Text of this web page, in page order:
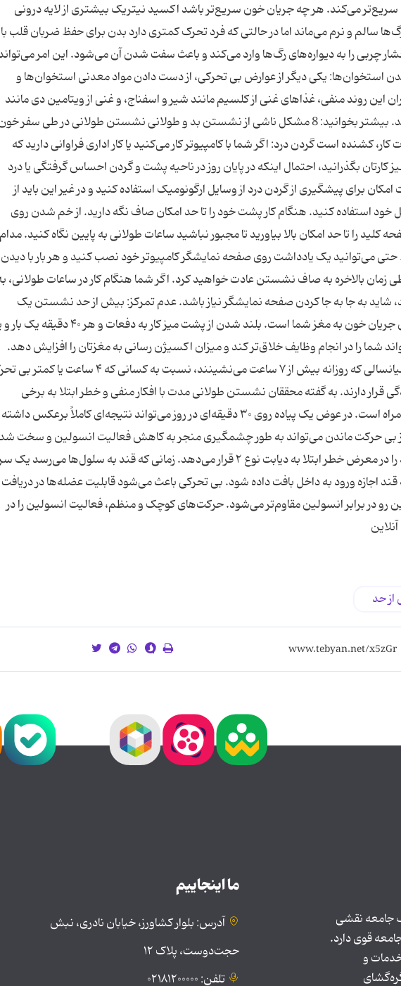
می‌کند. هر چه جریان خون سریع‌تر باشد اکسید نیتریک بیشتری از لایه درونی
سالم و نرم می‌ماند اما در حالتی که فرد تحرک کمتری دارد بدن برای حفظ ضربان قلب
چربی را به دیواره‌های رگ‌ها وارد می‌کند و باعث سفت شدن آن می‌شود. این امر
استخوان‌ها: یکی دیگر از عوارض بی تحرکی، از دست دادن مواد معدنی استخوان‌ها و
روند منفی، غذاهای غنی از کلسیم مانند شیر و اسفناج، و غنی از ویتامین دی مانند
تخم مرغ و ماهی می‌توانند مفید باشند. بیشتر بخوانید: 8 مشکل ناشی از نشستن بد و طولانی نشستن طولانی در طی سفر
کشنده است گردن درد: اگر شما با کامپیوتر کار می‌کنید یا کار اداری فراوانی دارید که
بگذرانید، احتمال اینکه در پایان روز در ناحیه پشت و گردن احساس گرفتگی یا درد
برای پیشگیری از گردن درد از وسایل ارگونومیک استفاده کنید و در غیر این باید از
استفاده کنید. هنگام کار پشت خود را تا حد امکان صاف نگه دارید. از خم شدن روی
را تا حد امکان بالا بیاورید تا مجبور نباشید ساعات طولانی به پایین نگاه کنید. مدام
می‌توانید یک یادداشت روی صفحه نمایشگر کامپیوتر خود نصب کنید و هر بار با
بالاخره به صاف نشستن عادت خواهید کرد. اگر شما هنگام کار در ساعات طولانی،
شاید به جا به جا کردن صفحه نمایشگر نیاز باشد. عدم تمرکز: بیش از حد نشستن یک
عارضه دیگر هم دارد و آن محدود شدن جریان خون به مغز شما است. بلند شدن از پشت میز کار به دفعات و هر ۴۰ دقیقه
شما را در انجام وظایف خلاق‌تر کند و میزان اکسیژن رسانی به مغزتان را افزایش دهد.
افسردگی: مطالعات نشان داده، زنان میانسالی که روزانه بیش از ۷ ساعت می‌نشینند، نسبت به کسانی که ۴ ساعت
دارند. به گفته محققان نشستن طولانی مدت با افکار منفی و خطر ابتلا به برخی
بیماری‌های روانی از جمله افسردگی همراه است. در عوض یک پیاده روی ۳۰ دقیقه‌ای در روز می‌تواند نتیجه‌ای کاملاً برعکس داشته
بی حرکت ماندن می‌تواند به طور چشمگیری منجر به کاهش فعالیت انسولین و سخت
کنترل قند خون شود. همین روند فرد را در معرض خطر ابتلا به دیابت نوع ۲ قرار می‌دهد. زمانی که قند به سلول‌ها می‌رسد
اجازه ورود به داخل بافت داده شود. بی تحرکی باعث می‌شود قابلیت عضله‌ها در دریافت
رو در برابر انسولین مقاوم‌تر می‌شود. حرکت‌های کوچک و منظم، فعالیت انسولین را در
حد
جامعه نقشی
قوی دارد.
و
ما اینجاییم
آدرس: بلوار کشاورز، خیابان نادری، نبش
حجت‌دوست، پلاک ۱۲
تلفن: ۰۲۱۸۱۲۰۰۰۰۰